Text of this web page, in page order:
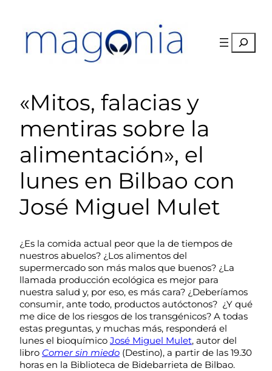
contenido
Buscar
«Mitos, falacias y
mentiras sobre la
alimentación», el
lunes en Bilbao con
José Miguel Mulet
¿Es la comida actual peor que la de tiempos de
nuestros abuelos? ¿Los alimentos del
supermercado son más malos que buenos? ¿La
llamada producción ecológica es mejor para
nuestra salud y, por eso, es más cara? ¿Deberíamos
consumir, ante todo, productos autóctonos? ¿Y qué
me dice de los riesgos de los transgénicos? A todas
estas preguntas, y muchas más, responderá el
lunes el bioquímico José Miguel Mulet, autor del
libro Comer sin miedo (Destino), a partir de las 19.30
horas en la Biblioteca de Bidebarrieta de Bilbao.